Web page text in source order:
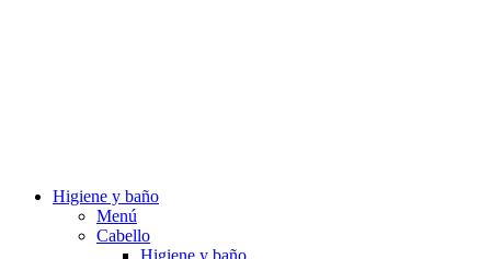
Higiene y baño
Menú
Cabello